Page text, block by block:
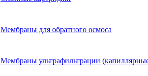
Мембраны для обратного осмоса
Мембраны ультрафильтрации